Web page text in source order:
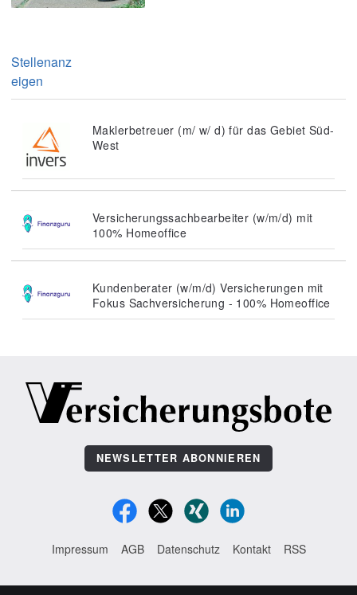
Stellenanz
eigen
Maklerbetreuer (m/ w/ d) für das Gebiet Süd-
West
Versicherungssachbearbeiter (w/m/d) mit
100% Homeoffice
Kundenberater (w/m/d) Versicherungen mit
Fokus Sachversicherung - 100% Homeoffice
NEWSLETTER ABONNIEREN
Impressum AGB Datenschutz Kontakt RSS